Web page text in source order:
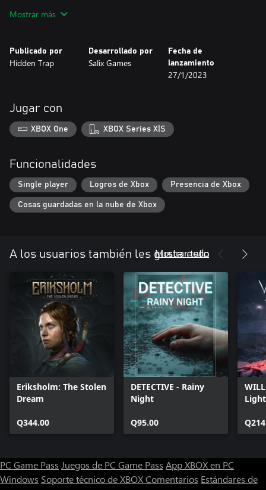
● Historia de Philip Huxley («Batman: Arkham Knight» y
Premios
● Ganador del TIGA Games Industry Awards al «Mejor diseño de
● Finalista del TIGA Games Industry Awards en la categoría
«British Heritage».
● Nominado a los G.A.N.G. Awards por «Mejor diálogo en un
juego independiente»
Fey (empate)»
Mostrar más
Publicado por
Hidden Trap
Desarrollado por
Salix Games
Fecha de
lanzamiento
27/1/2023
Jugar con
XBOX One XBOX Series X|S
Funcionalidades
Single player Logros de Xbox Presencia de Xbox
Cosas guardadas en la nube de Xbox
A los usuarios también les gusta esto
Mostrar todo
Eriksholm: The Stolen
Dream
Q344.00
DETECTIVE - Rainy
Night
Q95.00
Light
PC Game Pass Juegos de PC Game Pass App XBOX en PC
Windows Soporte técnico de XBOXComentarios Estándares de